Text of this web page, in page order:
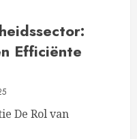
Efficiënte
De Rol van